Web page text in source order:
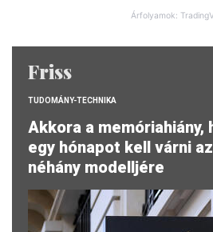
Árfolyamok:
Friss
TUDOMÁNY-TECHNIKA
Akkora a memóriahiány,
egy hónapot kell várni
néhány modelljére